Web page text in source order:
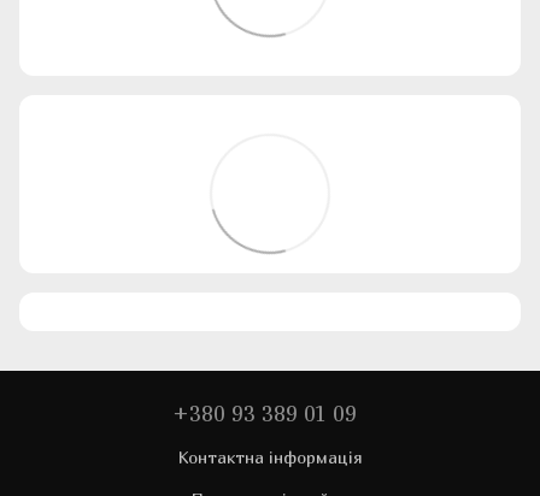
+380 93 389 01 09
Контактна інформація